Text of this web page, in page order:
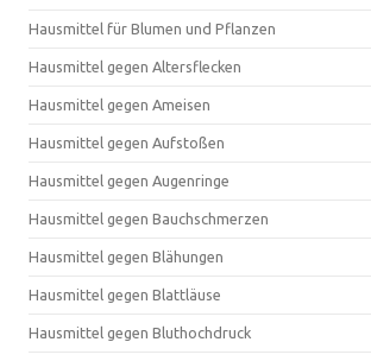
Hausmittel für Blumen und Pflanzen
Hausmittel gegen Altersflecken
Hausmittel gegen Ameisen
Hausmittel gegen Aufstoßen
Hausmittel gegen Augenringe
Hausmittel gegen Bauchschmerzen
Hausmittel gegen Blähungen
Hausmittel gegen Blattläuse
Hausmittel gegen Bluthochdruck